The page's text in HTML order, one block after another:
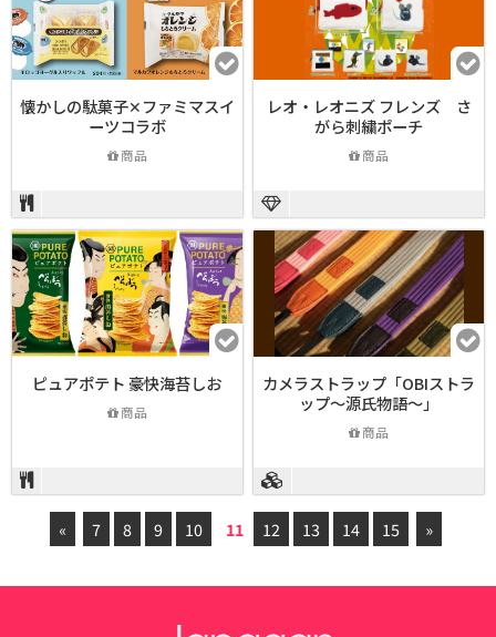
懐かしの駄菓子✕ファミマスイ
ーツコラボ
商品
レオ・レオニズ フレンズ さ
がら刺繍ポーチ
商品
ピュアポテト 豪快海苔しお
商品
カメラストラップ「OBIストラ
ップ～源氏物語～」
商品
« 7 8 9 10 11 12 13 14 15 »